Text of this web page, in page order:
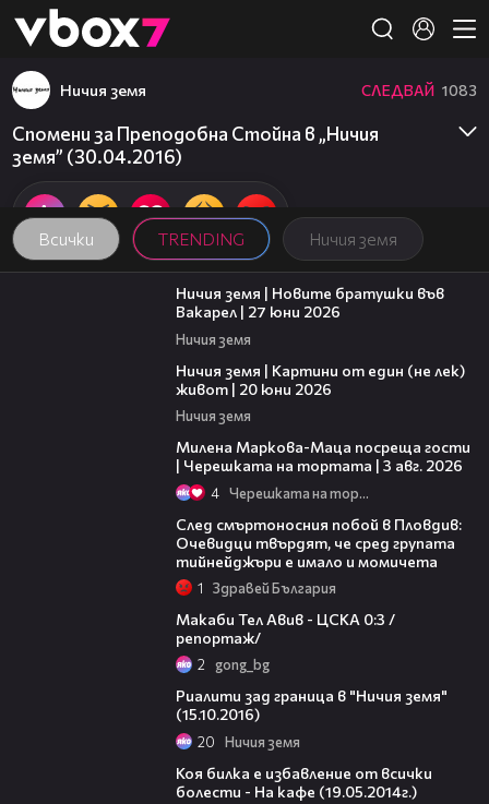
👾
Всички TRENDING Ничия земя
Ничия земя СЛЕДВАЙ 1083
Спомени за Преподобна Стойна в „Ничия
земя” (30.04.2016)
47:07
Ничия земя | Новите братушки във
Вакарел | 27 юни 2026
Ничия земя
Ничия земя | Картини от един (не лек)
живот | 20 юни 2026
Ничия земя
Милена Маркова-Маца посреща гости
| Черешката на тортата | 3 авг. 2026
4 Черешката на тортата
След смъртоносния побой в Пловдив:
Очевидци твърдят, че сред групата
тийнейджъри е имало и момичета
1 Здравей България
Макаби Тел Авив - ЦСКА 0:3 /
репортаж/
2 gong_bg
Риалити зад граница в "Ничия земя"
(15.10.2016)
20 Ничия земя
Коя билка е избавление от всички
болести - На кафе (19.05.2014г.)